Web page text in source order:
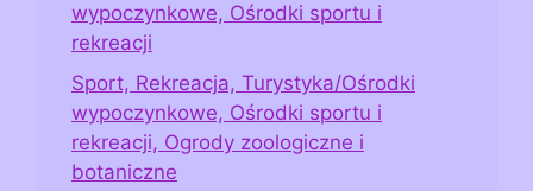
wypoczynkowe, Ośrodki sportu i
rekreacji
Sport, Rekreacja, Turystyka/Ośrodki
wypoczynkowe, Ośrodki sportu i
rekreacji, Ogrody zoologiczne i
botaniczne